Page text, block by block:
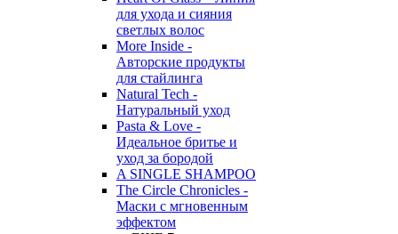
для ухода и сияния
светлых волос
More Inside -
Авторские продукты
для стайлинга
Natural Tech -
Натуральный уход
Pasta & Love -
Идеальное бритье и
уход за бородой
A SINGLE SHAMPOO
The Circle Chronicles -
Маски с мгновенным
эффектом